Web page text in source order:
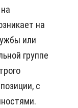
на
или
группе
с